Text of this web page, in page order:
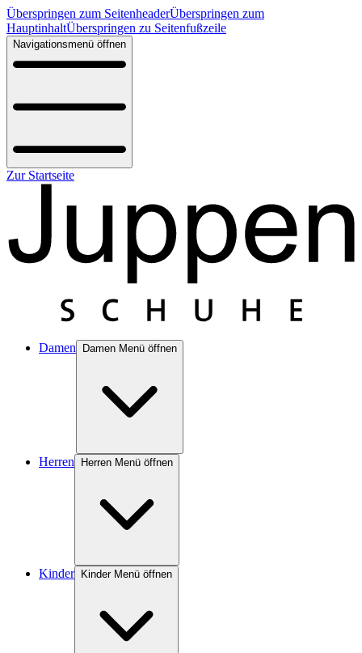
Überspringen zum SeitenheaderÜberspringen zum
HauptinhaltÜberspringen zu Seitenfußzeile
Navigationsmenü öffnen
Zur Startseite
Damen Damen Menü öffnen
Herren Herren Menü öffnen
Kinder Kinder Menü öffnen